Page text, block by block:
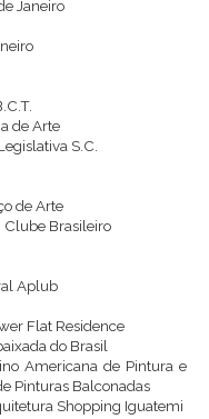
Janeiro
de Arte
S.C.
de Arte
Clube Brasileiro
Aplub
Flat Residence
do Brasil
Americana de Pintura e
Pinturas Balconadas
Shopping Iguatemi